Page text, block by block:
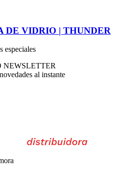
DE VIDRIO | THUNDER
especiales
NEWSLETTER
al instante